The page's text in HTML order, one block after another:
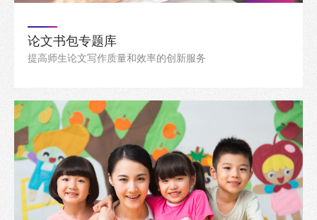
论文书包专题库
提高师生论文写作质量和效率的创新服务